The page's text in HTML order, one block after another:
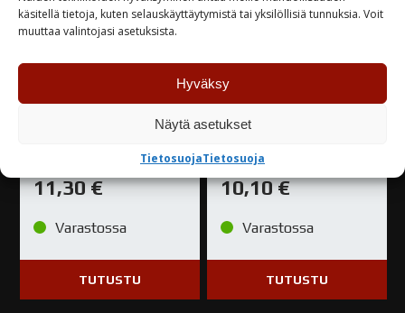
käsitellä tietoja, kuten selauskäyttäytymistä tai yksilöllisiä tunnuksia. Voit
muuttaa valintojasi asetuksista.
Hyväksy
Näytä asetukset
TietosuojaTietosuoja
11,30€
Varastossa
TUTUSTU
Molotow CoversAll
10,10€
Varastossa
TUTUSTU